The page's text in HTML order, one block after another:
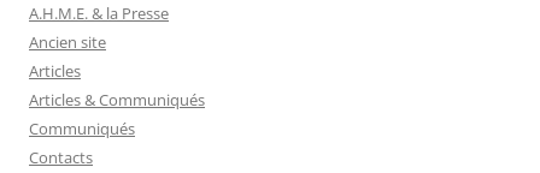
A.H.M.E. & la Presse
Ancien site
Articles
Articles & Communiqués
Communiqués
Contacts